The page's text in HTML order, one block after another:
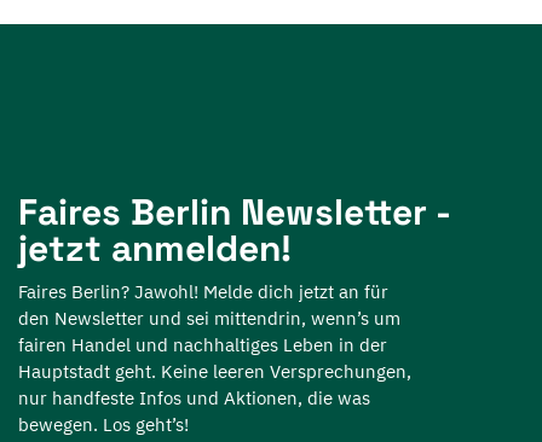
Faires Berlin Newsletter -
jetzt anmelden!
Faires Berlin? Jawohl! Melde dich jetzt an für
den Newsletter und sei mittendrin, wenn’s um
fairen Handel und nachhaltiges Leben in der
Hauptstadt geht. Keine leeren Versprechungen,
nur handfeste Infos und Aktionen, die was
bewegen. Los geht’s!